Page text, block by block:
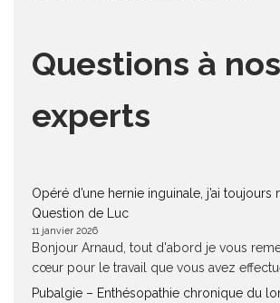
Questions à nos
experts
Opéré d’une hernie inguinale, j’ai toujours
Question de Luc
11 janvier 2026
Bonjour Arnaud, tout d'abord je vous
cœur pour le travail que vous avez
Pubalgie – Enthésopathie chronique du